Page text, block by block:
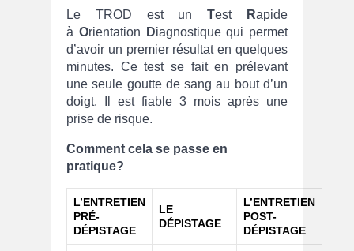
Le TROD est unTest Rapide
à Orientation Diagnostique qui permet
d’avoir un premier résultat en quelques
minutes. Ce test se fait en prélevant
une seule goutte de sang au bout d’un
doigt. Il est fiable 3 mois après une
prise de risque.
Comment cela se passe en
pratique?
L’ENTRETIEN
PRÉ-
DÉPISTAGE
LE
DÉPISTAGE
L’ENTRETIEN
POST-
DÉPISTAGE